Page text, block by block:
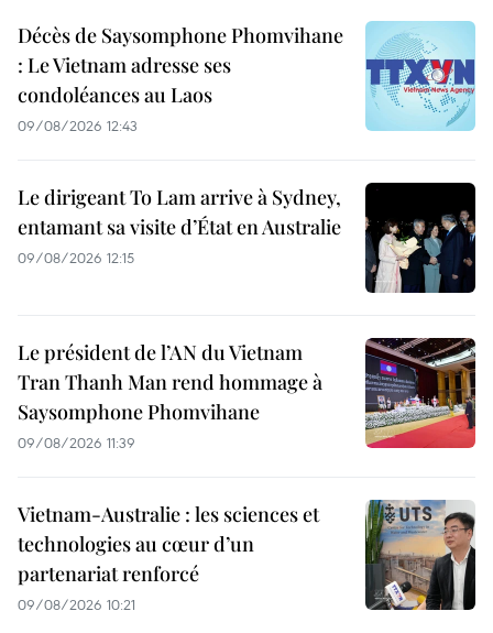
Décès de Saysomphone Phomvihane
: Le Vietnam adresse ses
condoléances au Laos
09/08/2026 12:43
Le dirigeant To Lam arrive à Sydney,
entamant sa visite d’État en Australie
09/08/2026 12:15
Le président de l’AN du Vietnam
Tran Thanh Man rend hommage à
Saysomphone Phomvihane
09/08/2026 11:39
Vietnam-Australie : les sciences et
technologies au cœur d’un
partenariat renforcé
09/08/2026 10:21